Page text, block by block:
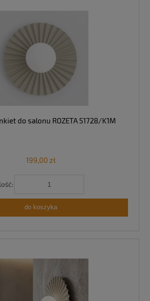
do salonu ROZETA 51728/K1M
199,00 zł
do koszyka